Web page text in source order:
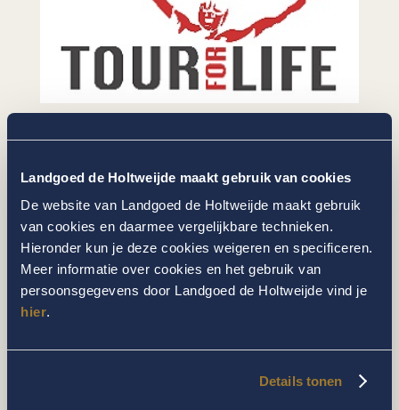
Landgoed de Holtweijde maakt gebruik van cookies
De website van Landgoed de Holtweijde maakt gebruik
van cookies en daarmee vergelijkbare technieken.
Hieronder kun je deze cookies weigeren en specificeren.
Meer informatie over cookies en het gebruik van
persoonsgegevens door Landgoed de Holtweijde vind je
hier.
Details tonen
Daniel den Hoed fonds gaat de strijd tegen kanker
kankeronderzoek, uitgevoerd door Erasmus MC
Kanker Instituut. Het onderzoek is gericht op
personalized medicine, een hoopgevende methodiek
waarbij de nadruk ligt op een persoonsgerichte,
effectieve behandeling.
FINISH: SITTARD